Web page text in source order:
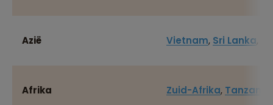
Azië Vietnam, Sri Lanka
Afrika Zuid-Afrika, Tanzania